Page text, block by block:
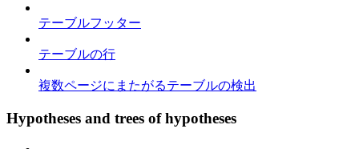
テーブルフッター
テーブルの行
複数ページにまたがるテーブルの検出
Hypotheses and trees of hypotheses